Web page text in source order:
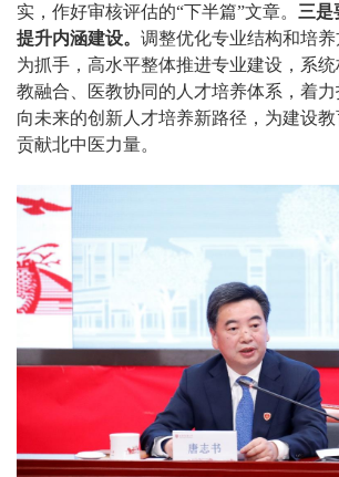
实，作好审核评估的“下半篇”文章。 三是
提升内涵建设。 调整优化专业结构和培
为抓手，高水平整体推进专业建设，系
教融合、医教协同的人才培养体系，着
向未来的创新人才培养新路径，为建设
贡献北中医力量。